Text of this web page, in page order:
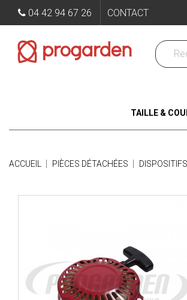
04 42 94 67 26 CONTACT
TAILLE &
ACCUEIL PIÈCES DÉTACHÉES